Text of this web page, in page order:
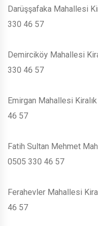
Darüşşafaka Mahallesi
330 46 57
Demirciköy Mahallesi
330 46 57
Emirgan Mahallesi
46 57
Fatih Sultan Mehmet
0505 330 46 57
Ferahevler Mahallesi
46 57